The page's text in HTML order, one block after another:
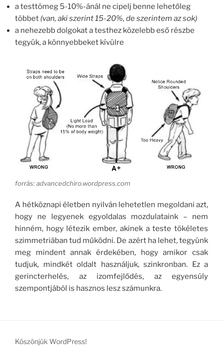
a testtömeg 5-10%-ánál ne cipelj benne lehetőleg
többet (van, aki szerint 15-20%, de szerintem az sok)
a nehezebb dolgokat a testhez közelebb eső részbe
tegyük, a könnyebbeket kívülre
forrás: advancedchiro.wordpress.com
A hétköznapi életben nyilván lehetetlen megoldani azt,
hogy ne legyenek egyoldalas mozdulataink – nem
hinném, hogy létezik ember, akinek a teste tökéletes
szimmetriában tud működni. De azért ha lehet, tegyünk
meg mindent annak érdekében, hogy amikor csak
tudjuk, mindkét oldalt használjuk, szinkronban. Ez a
gerincterhelés, az izomfejlődés, az egyensúly
szempontjából is hasznos lesz számunkra.
Köszönjük WordPress!